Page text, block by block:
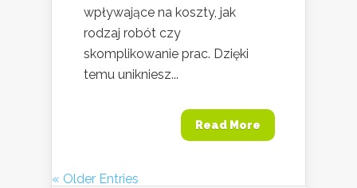
wpływające na koszty, jak
rodzaj robót czy
skomplikowanie prac. Dzięki
temu unikniesz...
Read More
« Older Entries